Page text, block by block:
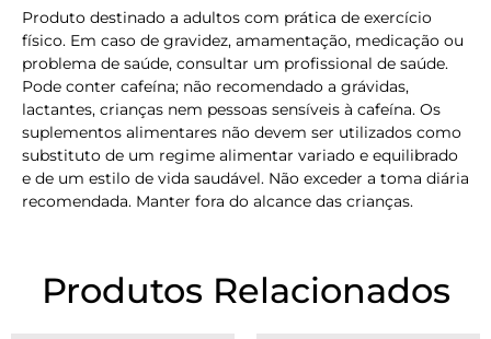
Produto destinado a adultos com prática de exercício
físico. Em caso de gravidez, amamentação, medicação ou
problema de saúde, consultar um profissional de saúde.
Pode conter cafeína; não recomendado a grávidas,
lactantes, crianças nem pessoas sensíveis à cafeína. Os
suplementos alimentares não devem ser utilizados como
substituto de um regime alimentar variado e equilibrado
e de um estilo de vida saudável. Não exceder a toma diária
recomendada. Manter fora do alcance das crianças.
Produtos Relacionados